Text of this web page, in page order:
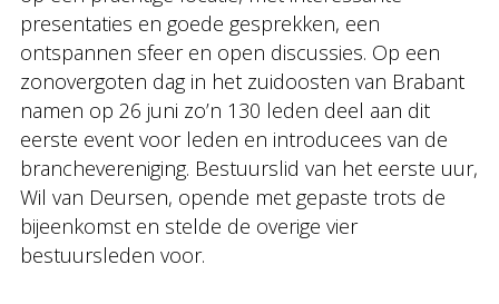
presentaties en goede gesprekken, een
ontspannen sfeer en open discussies. Op een
zonovergoten dag in het zuidoosten van Brabant
namen op 26 juni zo’n 130 leden deel aan dit
eerste event voor leden en introducees van de
branchevereniging. Bestuurslid van het eerste uur,
Wil van Deursen, opende met gepaste trots de
bijeenkomst en stelde de overige vier
bestuursleden voor.